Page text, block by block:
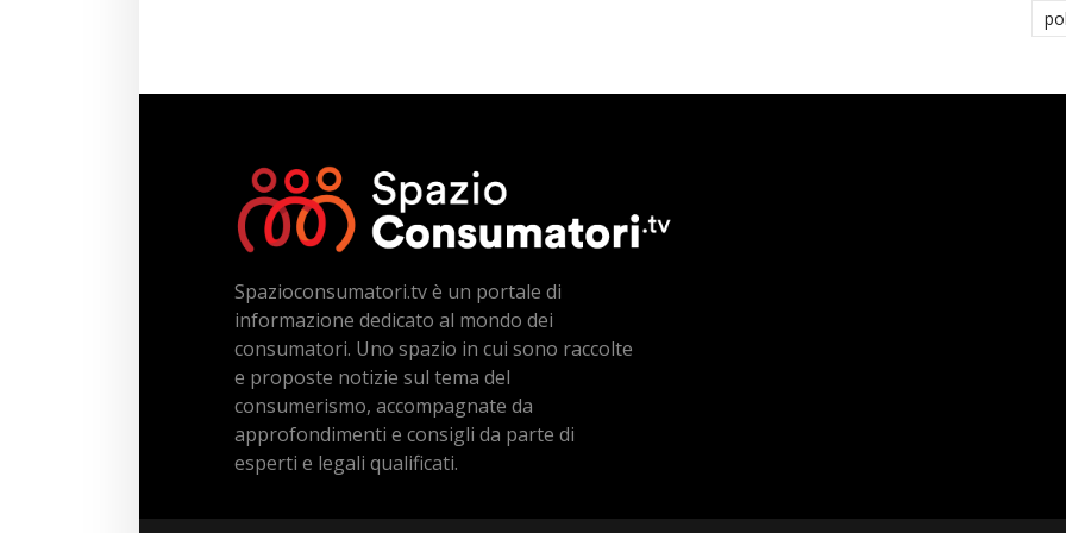
Spazioconsumatori.tv è un portale di
informazione dedicato al mondo dei
consumatori. Uno spazio in cui sono raccolte
e proposte notizie sul tema del
consumerismo, accompagnate da
approfondimenti e consigli da parte di
esperti e legali qualificati.